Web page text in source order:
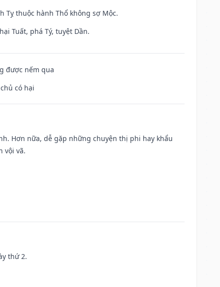
Tỵ thuộc hành Thổ không sợ Mộc.
Tuất, phá Tý, tuyệt Dần.
được nếm qua
có hại
Hơn nữa, dễ gặp những chuyện thị phi hay khẩu
vội vã.
thứ 2.